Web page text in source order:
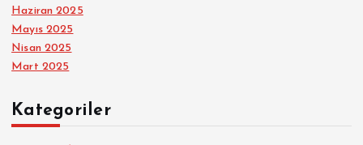
Haziran 2025
Mayıs 2025
Nisan 2025
Mart 2025
Kategoriler